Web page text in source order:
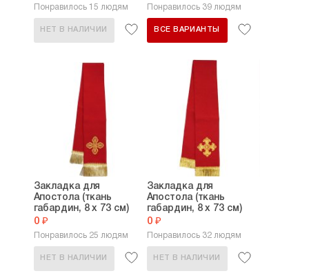
Понравилось 15 людям
НЕТ В НАЛИЧИИ
Понравилось 39 людям
ВСЕ ВАРИАНТЫ
Закладка для
Апостола (ткань
габардин, 8 х 73 см)
0 ₽
Понравилось 25 людям
НЕТ В НАЛИЧИИ
Закладка для
Апостола (ткань
габардин, 8 х 73 см)
0 ₽
Понравилось 32 людям
НЕТ В НАЛИЧИИ